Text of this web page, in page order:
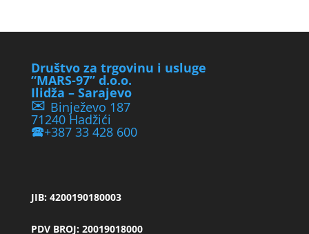
Društvo za trgovinu i usluge
“MARS-97” d.o.o.
Ilidža – Sarajevo
✉Binježevo 187
71240 Hadžići
🕿+387 33 428 600
JIB: 4200190180003
PDV BROJ: 20019018000